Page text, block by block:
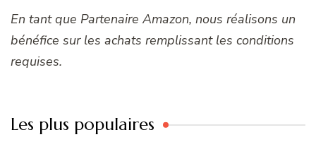
En tant que Partenaire Amazon, nous réalisons un
bénéfice sur les achats remplissant les conditions
requises.
Les plus populaires